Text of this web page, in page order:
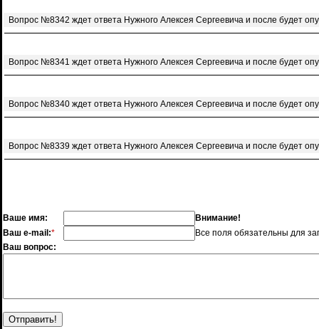
Вопрос №8342 ждет ответа Нужного Алексея Сергеевича и после будет
Вопрос №8341 ждет ответа Нужного Алексея Сергеевича и после будет
Вопрос №8340 ждет ответа Нужного Алексея Сергеевича и после будет
Вопрос №8339 ждет ответа Нужного Алексея Сергеевича и после будет
Ваше имя:
Внимание!
Ваш e-mail:*
Все поля обязательны для
Ваш вопрос: